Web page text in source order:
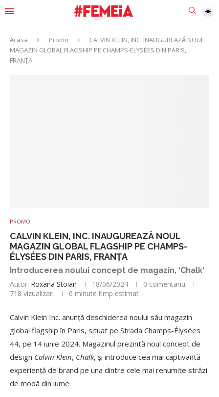
Acasa Promo
CALVIN KLEIN, INC. INAUGUREAZĂ NOUL
MAGAZIN GLOBAL FLAGSHIP PE CHAMPS-ÉLYSÉES DIN PARIS,
FRANȚA
PROMO
CALVIN KLEIN, INC. INAUGUREAZĂ NOUL
MAGAZIN GLOBAL FLAGSHIP PE CHAMPS-
ÉLYSÉES DIN PARIS, FRANȚA
Introducerea noului concept de magazin, ‘Chalk‘
Autor: Roxana Stoian 18/06/2024
0 comentariu
718 vizualizari 6 minute timp estimat
Calvin Klein Inc. anunță deschiderea noului său magazin
global flagship în Paris, situat pe Strada Champs-Élysées
44, pe 14 iunie 2024. Magazinul prezintă noul concept de
design Calvin Klein, Chalk, și introduce cea mai captivantă
experiență de brand pe una dintre cele mai renumite străzi
de modă din lume.